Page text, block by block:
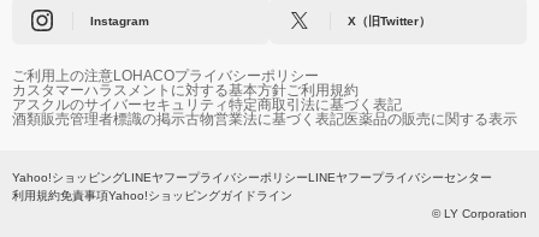
Instagram X（旧Twitter）
ご利用上の注意LOHACOプライバシーポリシー
カスタマーハラスメントに対する基本方針ご利用規約
アスクルのサイバーセキュリティ特定商取引法に基づく表記
酒類販売管理者標識の掲示古物営業法に基づく表記医薬品の販売に関する表示
Yahoo!ショッピングLINEヤフープライバシーポリシーLINEヤフープライバシーセンター
利用規約免責事項Yahoo!ショッピングガイドライン
© LY Corporation